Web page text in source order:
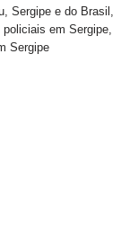
Sergipe e do Brasil,
em Sergipe,
Sergipe